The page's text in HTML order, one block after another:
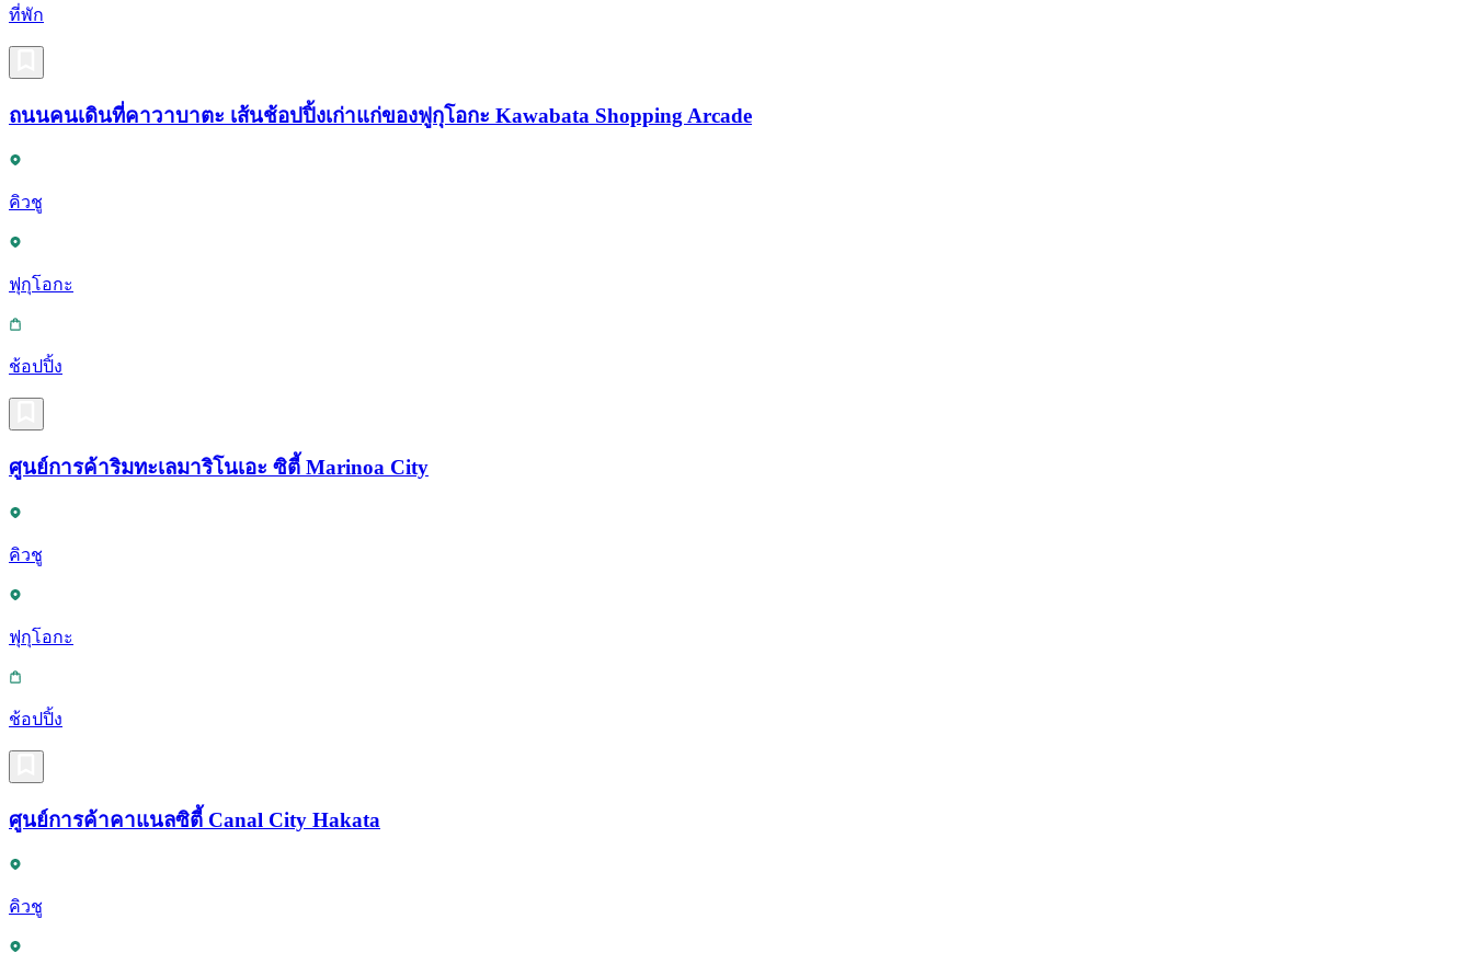
ที่พัก
ถนนคนเดินที่คาวาบาตะ เส้นช้อปปิ้งเก่าแก่ของฟูกุโอกะ Kawabata Shopping Arcade
คิวชู
ฟุกุโอกะ
ช้อปปิ้ง
ศูนย์การค้าริมทะเลมาริโนเอะ ซิตี้ Marinoa City
คิวชู
ฟุกุโอกะ
ช้อปปิ้ง
ศูนย์การค้าคาแนลซิตี้ Canal City Hakata
คิวชู